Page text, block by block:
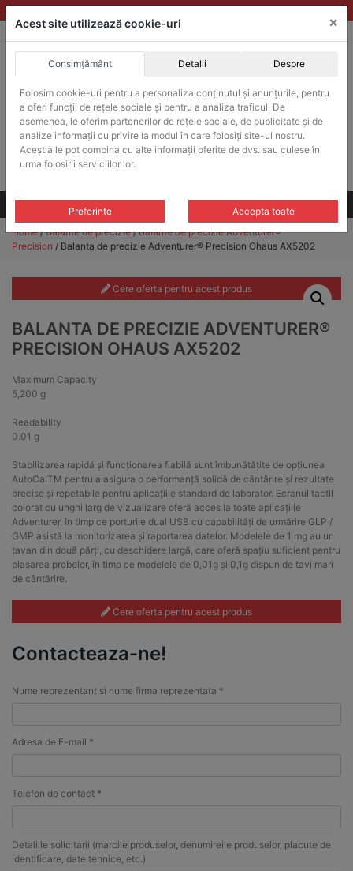
Skip
to
ACHIZITII PUBLICE
Produsele pot fi achizitionate si in sistemul SEAP / SICAP
Products
search
CAUTARE
Toate produsele
Home/Balante de precizie/Balante de precizie Adventurer®
Precision / Balanta de precizie Adventurer® Precision Ohaus AX5202
Cere oferta pentru acest produs
BALANTA DE PRECIZIE ADVENTURER®
PRECISION OHAUS AX5202
Maximum Capacity
5,200 g
Readability
0.01 g
Stabilizarea rapidă și funcționarea fiabilă sunt îmbunătățite de opțiunea
AutoCalTM pentru a asigura o performanță solidă de cântărire și rezultate
precise și repetabile pentru aplicațiile standard de laborator. Ecranul tactil
colorat cu unghi larg de vizualizare oferă acces la toate aplicațiile
Adventurer, în timp ce porturile dual USB cu capabilități de urmărire GLP /
GMP asistă la monitorizarea și raportarea datelor. Modelele de 1 mg au un
tavan din două părți, cu deschidere largă, care oferă spațiu suficient pentru
plasarea probelor, în timp ce modelele de 0,01g și 0,1g dispun de tavi mari
de cântărire.
Cere oferta pentru acest produs
Contacteaza-ne!
Nume reprezentant si nume firma reprezentata *
Adresa de E-mail *
Telefon de contact *
Detaliile solicitarii (marcile produselor, denumireile produselor, placute de
identificare, date tehnice, etc.)
Acest site utilizează cookie-uri ×
Consimțământ Detalii Despre
Folosim cookie-uri pentru a personaliza conținutul și anunțurile, pentru
a oferi funcții de rețele sociale și pentru a analiza traficul. De
asemenea, le oferim partenerilor de rețele sociale, de publicitate și de
analize informații cu privire la modul în care folosiți site-ul nostru.
Aceștia le pot combina cu alte informații oferite de dvs. sau culese în
urma folosirii serviciilor lor.
Preferinte Accepta toate